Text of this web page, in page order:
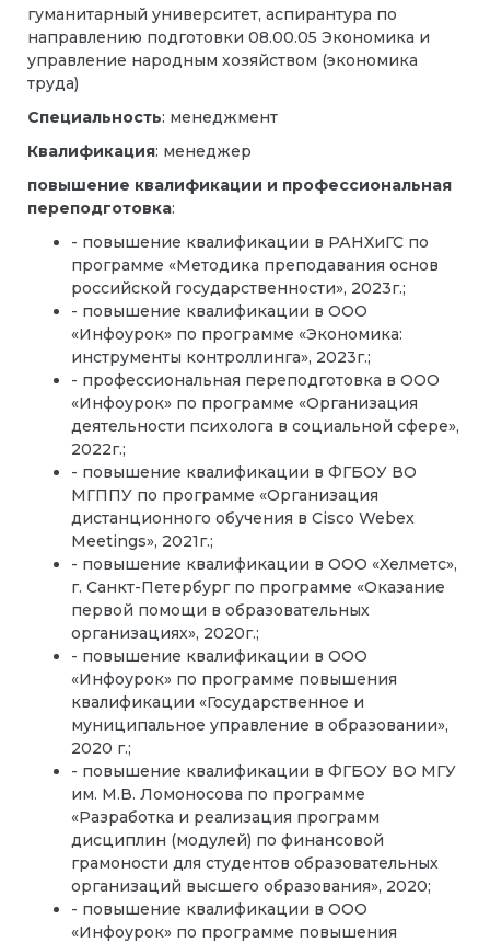
гуманитарный университет, аспирантура по
направлению подготовки 08.00.05 Экономика и
управление народным хозяйством (экономика
труда)
Специальность: менеджмент
Квалификация: менеджер
повышение квалификации и профессиональная
переподготовка:
- повышение квалификации в РАНХиГС по
программе «Методика преподавания основ
российской государственности», 2023г.;
- повышение квалификации в ООО
«Инфоурок» по программе «Экономика:
инструменты контроллинга», 2023г.;
- профессиональная переподготовка в ООО
«Инфоурок» по программе «Организация
деятельности психолога в социальной сфере»,
2022г.;
- повышение квалификации в ФГБОУ ВО
МГППУ по программе «Организация
дистанционного обучения в Cisco Webex
Meetings», 2021г.;
- повышение квалификации в ООО «Хелметс»,
г. Санкт-Петербург по программе «Оказание
первой помощи в образовательных
организациях», 2020г.;
- повышение квалификации в ООО
«Инфоурок» по программе повышения
квалификации «Государственное и
муниципальное управление в образовании»,
2020 г.;
- повышение квалификации в ФГБОУ ВО МГУ
им. М.В. Ломоносова по программе
«Разработка и реализация программ
дисциплин (модулей) по финансовой
грамоности для студентов образовательных
организаций высшего образования», 2020;
- повышение квалификации в ООО
«Инфоурок» по программе повышения